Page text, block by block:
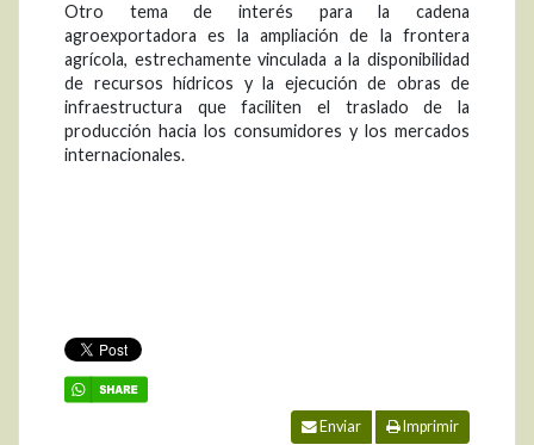
Otro tema de interés para la cadena
agroexportadora es la ampliación de la frontera
agrícola, estrechamente vinculada a la disponibilidad
de recursos hídricos y la ejecución de obras de
infraestructura que faciliten el traslado de la
producción hacia los consumidores y los mercados
internacionales.
Enviar Imprimir